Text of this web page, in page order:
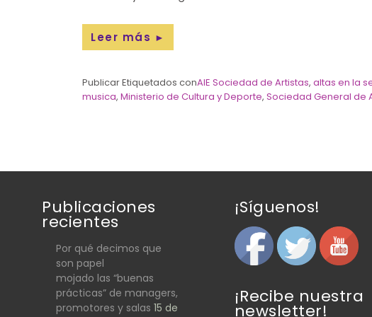
Leer más ►
Publicar Etiquetados conAIE Sociedad de Artistas,altas en la
musica,Ministerio de Cultura y Deporte,Sociedad General de
Publicaciones
recientes
Por qué decimos que
son papel
mojado las “buenas
prácticas” de managers,
promotores y salas 15 de
¡Síguenos!
¡Recibe nuestra
newsletter!